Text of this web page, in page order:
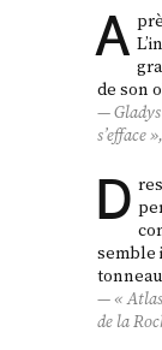
A
de son
s’efface
D
semble
«
de la